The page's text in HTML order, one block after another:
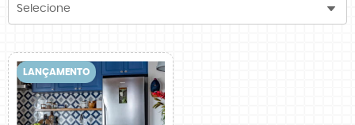
Selecione
LANÇAMENTO